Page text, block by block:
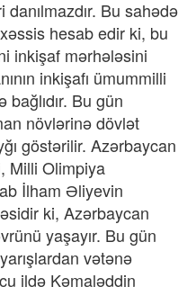
Bu sahədə
hesab edir ki, bu
inkişaf mərhələsini
inkişafı ümummilli
Bu gün
növlərinə dövlət
göstərilir. Azərbaycan
Milli Olimpiya
İlham Əliyevin
ki, Azərbaycan
yaşayır. Bu gün
vətənə
ildə Kəmaləddin